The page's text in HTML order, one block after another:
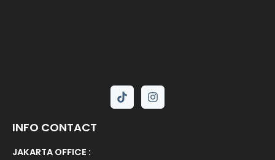
INFO CONTACT
JAKARTA OFFICE :